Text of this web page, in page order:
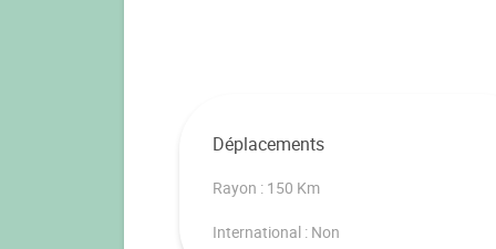
Déplacements
Rayon : 150 Km
International : Non